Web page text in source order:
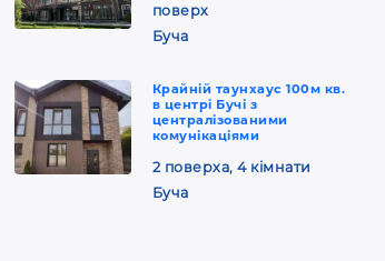
поверх
Буча
Крайній таунхаус 100м кв.
в центрі Бучі з
централізованими
комунікаціями
2 поверха, 4 кімнати
Буча